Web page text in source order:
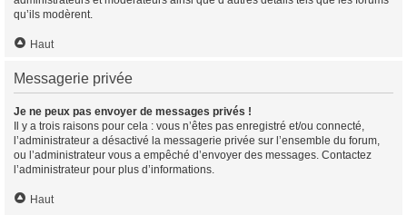
qu’ils modèrent.
Haut
Messagerie privée
Je ne peux pas envoyer de messages privés !
Il y a trois raisons pour cela : vous n’êtes pas enregistré et/ou connecté,
l’administrateur a désactivé la messagerie privée sur l’ensemble du forum,
ou l’administrateur vous a empêché d’envoyer des messages. Contactez
l’administrateur pour plus d’informations.
Haut